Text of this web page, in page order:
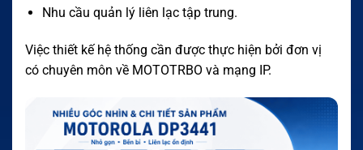
Nhu cầu quản lý liên lạc tập trung.
Việc thiết kế hệ thống cần được thực hiện bởi đơn vị
có chuyên môn về MOTOTRBO và mạng IP.